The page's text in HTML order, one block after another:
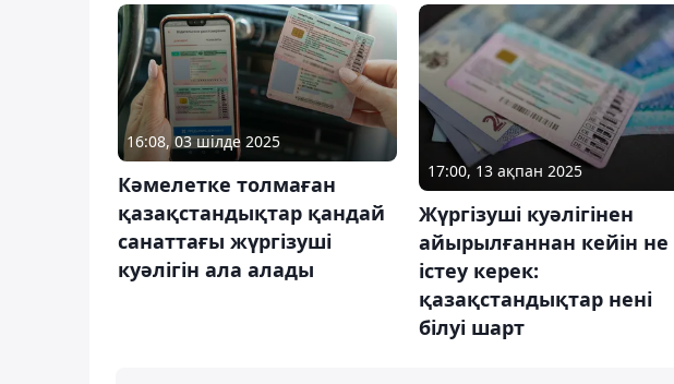
16:08, 03 шілде 2025
Кәмелетке толмаған
қазақстандықтар қандай
санаттағы жүргізуші
куәлігін ала алады
17:00, 13 ақпан 2025
Жүргізуші куәлігінен
айырылғаннан кейін не
істеу керек:
қазақстандықтар нені
білуі шарт